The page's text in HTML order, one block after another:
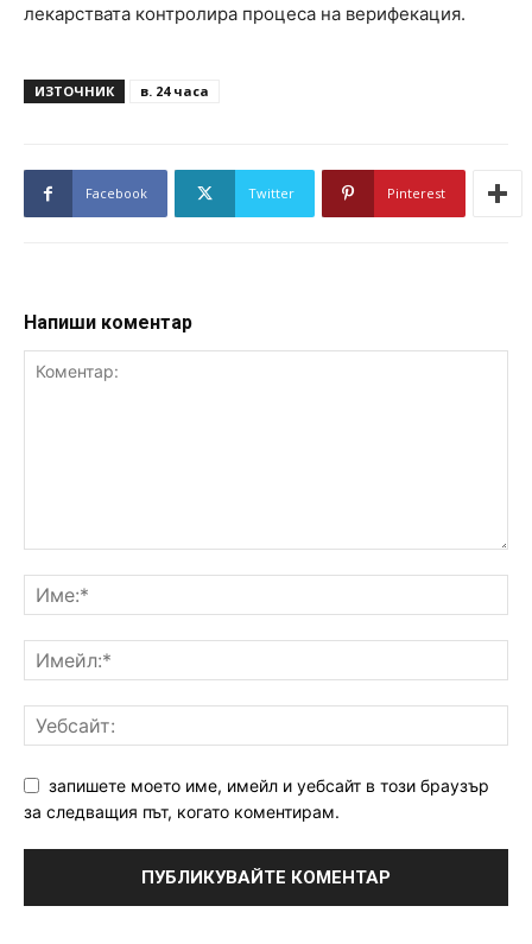
лекарствата контролира процеса на верифекация.
ИЗТОЧНИК в. 24 часа
Facebook Twitter Pinterest
Напиши коментар
запишете моето име, имейл и уебсайт в този браузър
за следващия път, когато коментирам.